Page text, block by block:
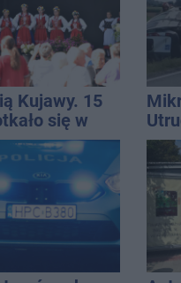
Kujawy. 15
się w